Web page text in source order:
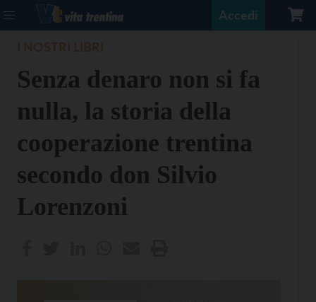
Accedi
Senza denaro non si fa
nulla, la storia della
cooperazione trentina
secondo don Silvio
Lorenzoni